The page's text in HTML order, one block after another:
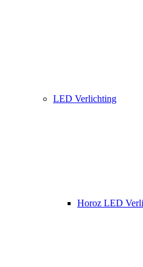
LED Verlichting
Horoz LED